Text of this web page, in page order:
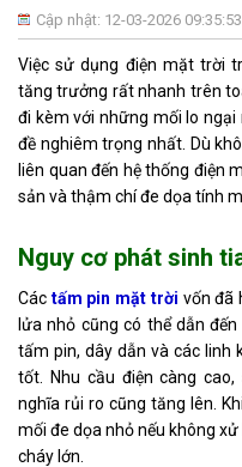
Dự
án
Hoàng
Gia
Group
Giới
Tin
tức
Hỏi
đáp
Tài
liệu
Cập nhật: 12-03-2026
Việc sử dụng điện mặt trời
tăng trưởng rất nhanh trên
đi kèm với những mối lo
đề nghiêm trọng nhất. Dù
liên quan đến hệ thống điện
sản và thậm chí đe dọa tính
Nguy cơ phát sinh
Các tấm pin mặt trời vốn đã
lửa nhỏ cũng có thể dẫn
tấm pin, dây dẫn và các linh
tốt. Nhu cầu điện càng
nghĩa rủi ro cũng tăng lên.
mối đe dọa nhỏ nếu không
cháy lớn.